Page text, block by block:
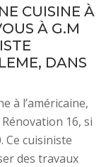
CUISINE À
À G.M
DANS
à l’américaine,
16, si
Ce cuisiniste
des travaux